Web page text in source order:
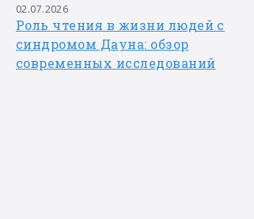
02.07.2026
Роль чтения в жизни людей с
синдромом Дауна: обзор
современных исследований